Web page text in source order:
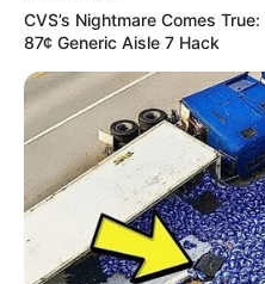
CVS’s Nightmare Comes
87¢ Generic Aisle 7 Hack